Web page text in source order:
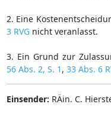
2. Eine
3 RVGnicht veranlasst.
3. Ein Grund zur
56 Abs. 2, S. 1 , 33 Abs. 6
Einsender: RÄin. C.